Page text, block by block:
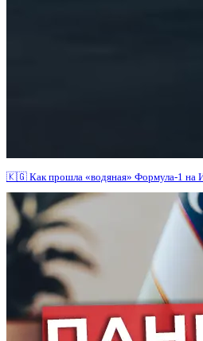
🇰🇬 Как прошла «водяная» Формула-1 на